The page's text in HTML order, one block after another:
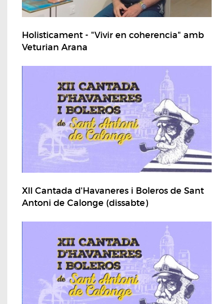
Holisticament - "Vivir en coherencia" amb
Veturian Arana
XII Cantada d'Havaneres i Boleros de Sant
Antoni de Calonge (dissabte)